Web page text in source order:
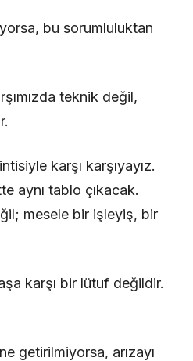
bu sorumluluktan
teknik değil,
karşı karşıyayız.
aynı tablo çıkacak.
mesele bir işleyiş, bir
karşı bir lütuf değildir.
getirilmiyorsa, arızayı